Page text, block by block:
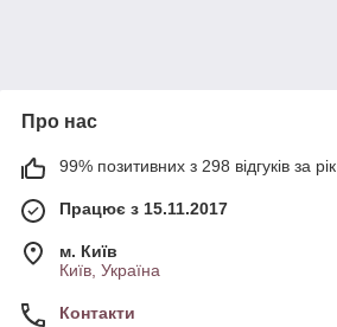
Про нас
99% позитивних з 298 відгуків за рік
Працює з 15.11.2017
м. Київ
Київ, Україна
Контакти